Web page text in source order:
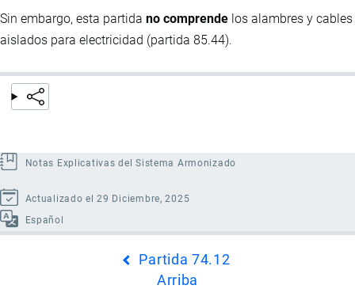
Sin embargo, esta partida no comprende los alambres y cables
aislados para electricidad (partida 85.44).
Notas Explicativas del Sistema Armonizado
Actualizado el 29 Diciembre, 2025
Español
Partida 74.12
Arriba